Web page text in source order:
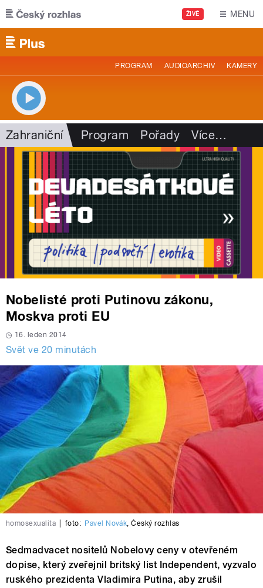
Přejít k hlavnímu obsahu
ŽIVĚ MENU
PROGRAM AUDIOARCHIV KAMERY
Zahraniční Program Pořady Více…
Nobelisté proti Putinovu zákonu,
Moskva proti EU
16. leden 2014
Svět ve 20 minutách
homosexualita foto: Pavel Novák,Český rozhlas
Sedmadvacet nositelů Nobelovy ceny v otevřeném
dopise, který zveřejnil britský list Independent, vyzvalo
ruského prezidenta Vladimira Putina, aby zrušil